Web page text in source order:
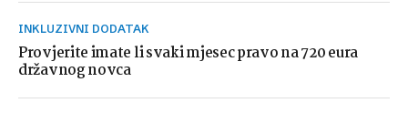
INKLUZIVNI DODATAK
Provjerite imate li svaki mjesec pravo na 720 eura
državnog novca